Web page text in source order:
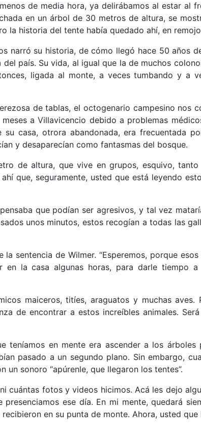
de media hora, ya delirábamos al estar al
en un árbol de 30 metros de altura, se
la historia del tente había quedado ahí, en
narró su historia, de cómo llegó hace 50 años
país. Su vida, al igual que la de muchos
ligada al monte, a veces tumbando y a
de tablas, el octogenario campesino nos
a Villavicencio debido a problemas
su casa, otrora abandonada, era frecuentada
y desaparecían como fantasmas del bosque.
de altura, que vive en grupos, esquivo, tanto
que, seguramente, usted que está leyendo
que podían ser agresivos, y tal vez
unos minutos, estos recogían a todas las
sentencia de Wilmer. “Esperemos, porque esos
en la casa algunas horas, para darle tiempo a
maiceros, titíes, araguatos y muchas aves.
de encontrar a estos increíbles animales. Será
teníamos en mente era ascender a los árboles
pasado a un segundo plano. Sin embargo,
sonoro “apúrenle, que llegaron los tentes”.
cuántas fotos y videos hicimos. Acá les dejo
ese día. En mi mente, quedará
en su punta de monte. Ahora, usted que